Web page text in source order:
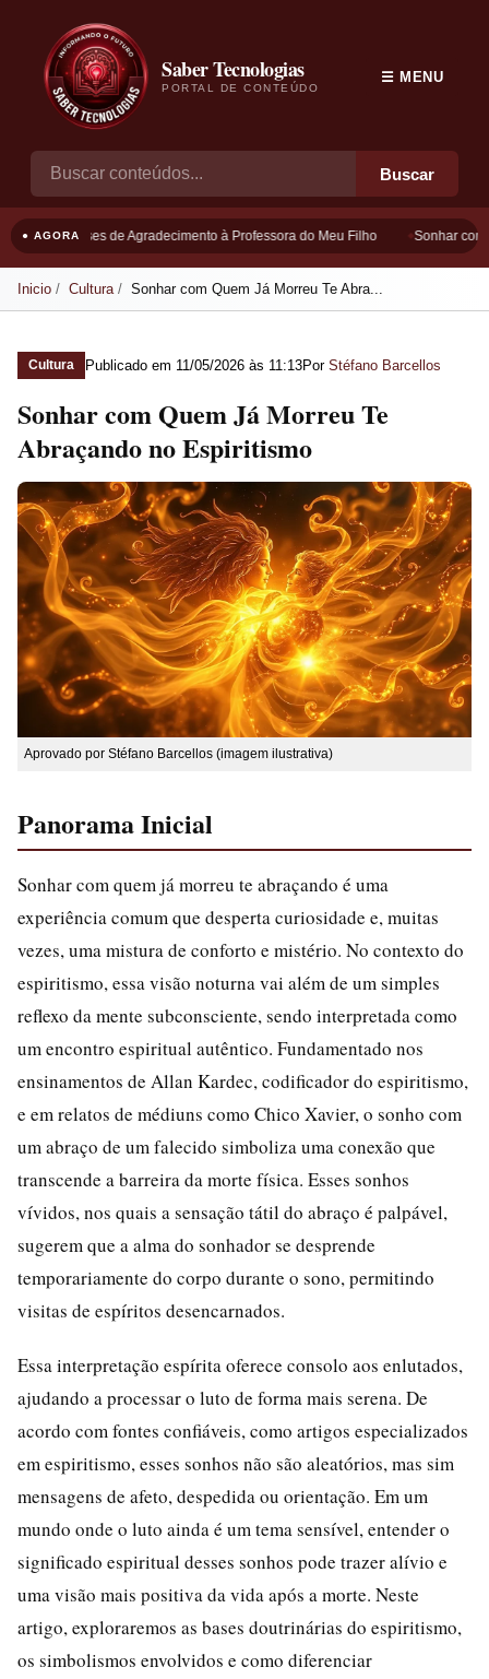
Saber Tecnologias
PORTAL DE CONTEÚDO
Buscar
☰ MENU
● AGORAFrases de Agradecimento à Professora do Meu Filho Sonhar com
Inicio Cultura Sonhar com Quem Já Morreu Te Abra...
Cultura Publicado em 11/05/2026 às 11:13Por Stéfano Barcellos
Sonhar com Quem Já Morreu Te
Abraçando no Espiritismo
Aprovado por Stéfano Barcellos (imagem ilustrativa)
Panorama Inicial
Sonhar com quem já morreu te abraçando é uma
experiência comum que desperta curiosidade e, muitas
vezes, uma mistura de conforto e mistério. No contexto do
espiritismo, essa visão noturna vai além de um simples
reflexo da mente subconsciente, sendo interpretada como
um encontro espiritual autêntico. Fundamentado nos
ensinamentos de Allan Kardec, codificador do espiritismo,
e em relatos de médiuns como Chico Xavier, o sonho com
um abraço de um falecido simboliza uma conexão que
transcende a barreira da morte física. Esses sonhos
vívidos, nos quais a sensação tátil do abraço é palpável,
sugerem que a alma do sonhador se desprende
temporariamente do corpo durante o sono, permitindo
visitas de espíritos desencarnados.
Essa interpretação espírita oferece consolo aos enlutados,
ajudando a processar o luto de forma mais serena. De
acordo com fontes confiáveis, como artigos especializados
em espiritismo, esses sonhos não são aleatórios, mas sim
mensagens de afeto, despedida ou orientação. Em um
mundo onde o luto ainda é um tema sensível, entender o
significado espiritual desses sonhos pode trazer alívio e
uma visão mais positiva da vida após a morte. Neste
artigo, exploraremos as bases doutrinárias do espiritismo,
os simbolismos envolvidos e como diferenciar